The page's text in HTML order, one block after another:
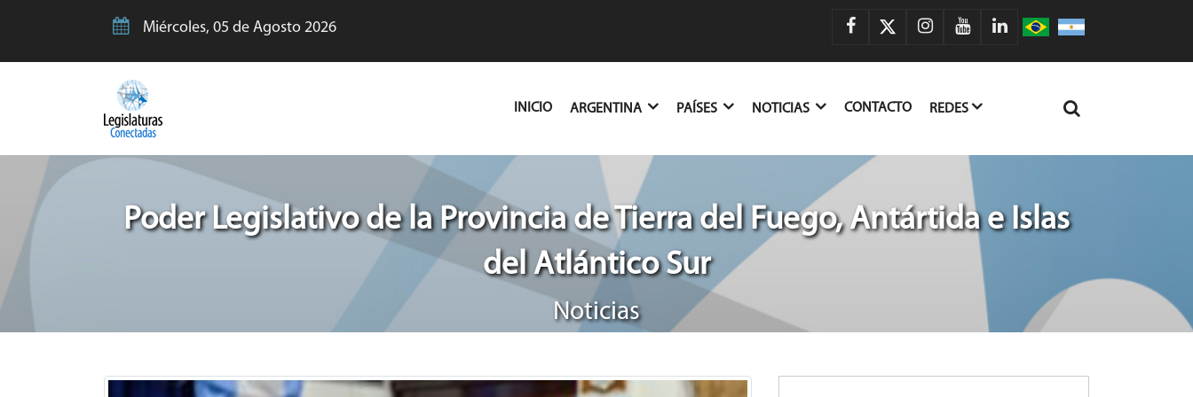
Miércoles, 05 de Agosto 2026
INICIO(CURRENT)
ARGENTINA PAÍSES NOTICIAS CONTACTO REDES
Poder Legislativo de la Provincia de Tierra del Fuego, Antártida e Islas
del Atlántico Sur
Noticias